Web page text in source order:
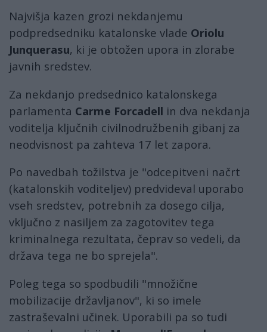
Najvišja kazen grozi nekdanjemu
podpredsedniku katalonske vlade Oriolu
Junquerasu, ki je obtožen upora in zlorabe
javnih sredstev.
Za nekdanjo predsednico katalonskega
parlamenta Carme Forcadell in dva nekdanja
voditelja ključnih civilnodružbenih gibanj za
neodvisnost pa zahteva 17 let zapora.
Po navedbah tožilstva je "odcepitveni načrt
(katalonskih voditeljev) predvideval uporabo
vseh sredstev, potrebnih za dosego cilja,
vključno z nasiljem za zagotovitev tega
kriminalnega rezultata, čeprav so vedeli, da
država tega ne bo sprejela".
Poleg tega so spodbudili "množične
mobilizacije državljanov", ki so imele
zastraševalni učinek. Uporabili pa so tudi